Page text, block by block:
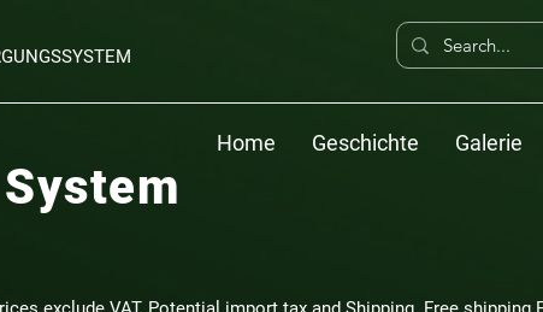
Home Geschichte Galerie